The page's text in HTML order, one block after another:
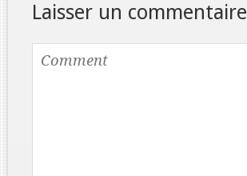
Laisser un commentaire